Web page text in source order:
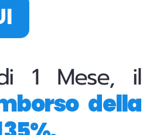
1 Mese, il
della